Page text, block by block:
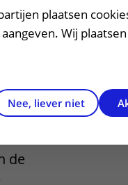
aanvragen
-
de
plaatsen
Wij
Nee, liever niet